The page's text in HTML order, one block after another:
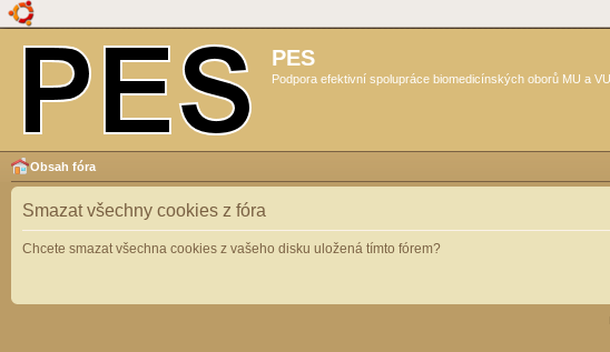
PES
Podpora efektivní spolupráce biomedicínských oborů MU a
Obsah fóra
Smazat všechny cookies z fóra
Chcete smazat všechna cookies z vašeho disku uložená tímto fórem?